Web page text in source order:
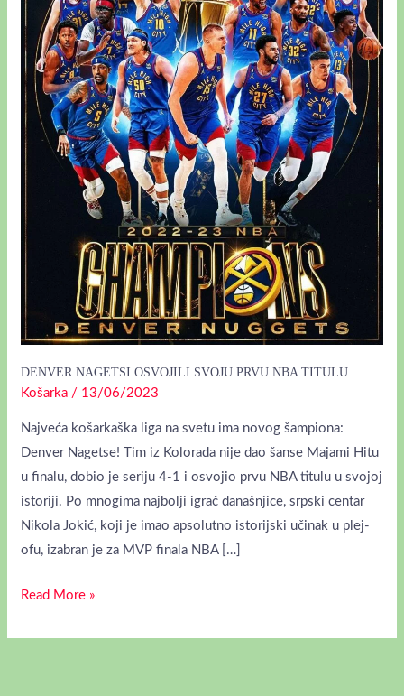
DENVER NAGETSI OSVOJILI SVOJU PRVU NBA TITULU
Košarka / 13/06/2023
Najveća košarkaška liga na svetu ima novog šampiona:
Denver Nagetse! Tim iz Kolorada nije dao šanse Majami Hitu
u finalu, dobio je seriju 4-1 i osvojio prvu NBA titulu u svojoj
istoriji. Po mnogima najbolji igrač današnjice, srpski centar
Nikola Jokić, koji je imao apsolutno istorijski učinak u plej-
ofu, izabran je za MVP finala NBA […]
NBA
TITULU
Read More »